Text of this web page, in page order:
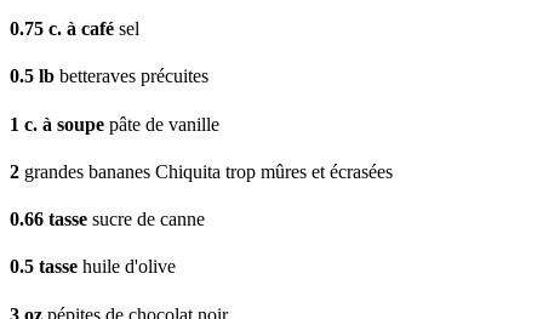
0.75 c. à café sel
0.5 lb betteraves précuites
1 c. à soupe pâte de vanille
2 grandes bananes Chiquita trop mûres et écrasées
0.66 tasse sucre de canne
0.5 tasse huile d'olive
3 oz pépites de chocolat noir